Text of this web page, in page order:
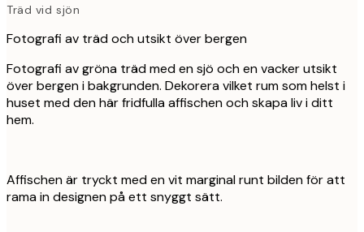
Träd vid sjön
Fotografi av träd och utsikt över bergen
Fotografi av gröna träd med en sjö och en vacker utsikt
över bergen i bakgrunden. Dekorera vilket rum som helst i
huset med den här fridfulla affischen och skapa liv i ditt
hem.
Affischen är tryckt med en vit marginal runt bilden för att
rama in designen på ett snyggt sätt.